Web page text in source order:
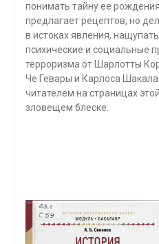
понимать тайну ее
предлагает рецептов, но
в истоках явления,
психиче­ские и социальные
терроризма от Шарлотты
Че Гевары и Карлоса
читателем на страницах
зловещем блеске.